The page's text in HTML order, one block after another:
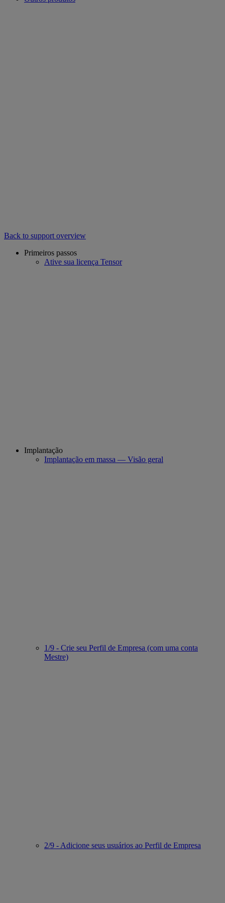
Back to support overview
Primeiros passos
Ative sua licença Tensor
Implantação
Implantação em massa — Visão geral
1/9 - Crie seu Perfil de Empresa (com uma conta
Mestre)
2/9 - Adicione seus usuários ao Perfil de Empresa